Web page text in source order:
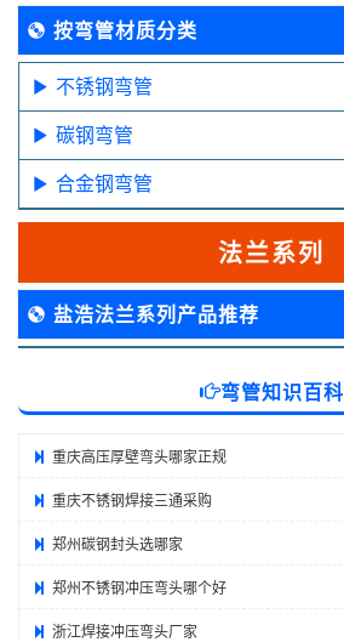
按弯管材质分类
不锈钢弯管
碳钢弯管
合金钢弯管
法兰系列
盐浩法兰系列产品推荐
弯管知识百科
重庆高压厚壁弯头哪家正规
重庆不锈钢焊接三通采购
郑州碳钢封头选哪家
郑州不锈钢冲压弯头哪个好
浙江焊接冲压弯头厂家